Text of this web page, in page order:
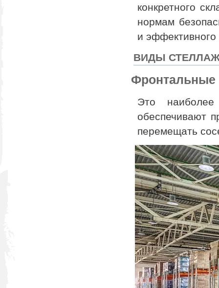
конкретного
нормам
и эффективного
ВИДЫ
Фронтальные
Это
обеспечивают
перемещать